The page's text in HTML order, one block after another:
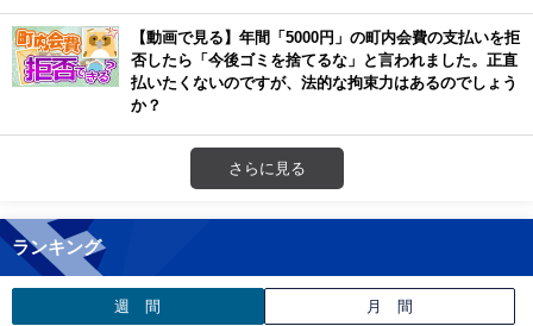
【動画で見る】年間「5000円」の町内会費の支払いを拒
否したら「今後ゴミを捨てるな」と言われました。正直
払いたくないのですが、法的な拘束力はあるのでしょう
か？
さらに見る
ランキング
週 間 月 間